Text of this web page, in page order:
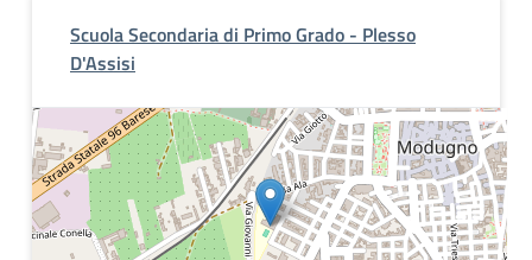
Scuola Secondaria di Primo Grado - Plesso
D'Assisi